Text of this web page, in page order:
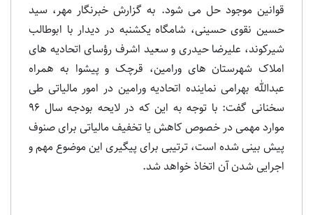
قوانین موجود حل می شود. به گزارش خبرنگار مهر، سید
حسین نقوی حسینی، شامگاه یکشنبه در دیدار با ابوطالب
شیرکوند، علیرضا حیدری و سعید اشرف رؤسای اتحادیه های
املاک شهرستان های ورامین، قرچک و پیشوا به همراه
عبدالله بهرامی نماینده اتحادیه ورامین در امور مالیاتی طی
سخنانی گفت: با توجه به این که در لایحه بودجه سال ۹۶
موارد مهمی در خصوص کاهش یا تخفیف مالیاتی برای صنوف
پیش بینی شده است، ترتیبی برای پیگیری این موضوع مهم و
اجرایی شدن آن اتخاذ خواهد شد.